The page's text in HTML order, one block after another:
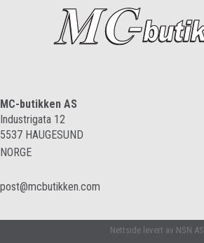
MC-butikken AS
Industrigata 12
5537 HAUGESUND
NORGE
post@mcbutikken.com
Nettside levert av NSN AS